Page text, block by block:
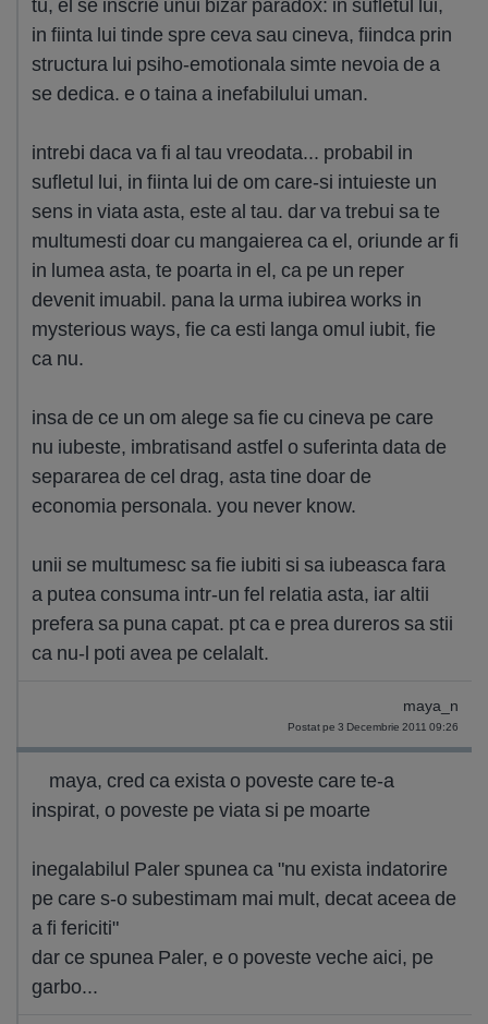
in fiinta lui tinde spre ceva sau cineva, fiindca prin
structura lui psiho-emotionala simte nevoia de a
se dedica. e o taina a inefabilului uman.
intrebi daca va fi al tau vreodata... probabil in
sufletul lui, in fiinta lui de om care-si intuieste un
sens in viata asta, este al tau. dar va trebui sa te
multumesti doar cu mangaierea ca el, oriunde ar fi
in lumea asta, te poarta in el, ca pe un reper
devenit imuabil. pana la urma iubirea works in
mysterious ways, fie ca esti langa omul iubit, fie
ca nu.
insa de ce un om alege sa fie cu cineva pe care
nu iubeste, imbratisand astfel o suferinta data de
separarea de cel drag, asta tine doar de
economia personala. you never know.
unii se multumesc sa fie iubiti si sa iubeasca fara
a putea consuma intr-un fel relatia asta, iar altii
prefera sa puna capat. pt ca e prea dureros sa stii
ca nu-l poti avea pe celalalt.
maya_n
Postat pe 3 Decembrie 2011 09:26
maya, cred ca exista o poveste care te-a
inspirat, o poveste pe viata si pe moarte
inegalabilul Paler spunea ca "nu exista indatorire
pe care s-o subestimam mai mult, decat aceea de
a fi fericiti"
dar ce spunea Paler, e o poveste veche aici, pe
garbo...